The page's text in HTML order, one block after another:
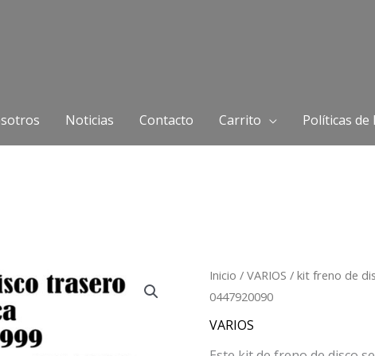
Noticias Contacto Carrito Políticas de
Inicio /VARIOS / kit freno de
0447920090
VARIOS